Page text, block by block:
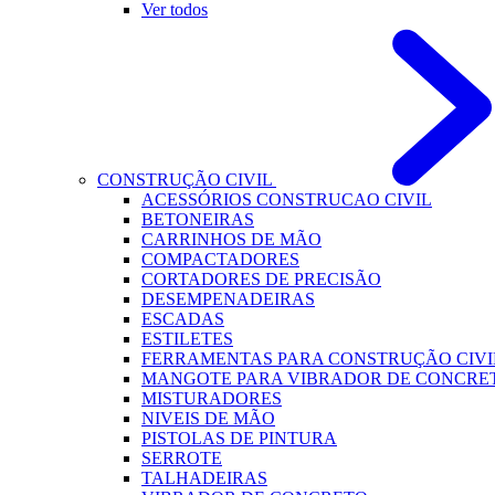
Ver todos
CONSTRUÇÃO CIVIL
ACESSÓRIOS CONSTRUCAO CIVIL
BETONEIRAS
CARRINHOS DE MÃO
COMPACTADORES
CORTADORES DE PRECISÃO
DESEMPENADEIRAS
ESCADAS
ESTILETES
FERRAMENTAS PARA CONSTRUÇÃO
MANGOTE PARA VIBRADOR DE
MISTURADORES
NIVEIS DE MÃO
PISTOLAS DE PINTURA
SERROTE
TALHADEIRAS